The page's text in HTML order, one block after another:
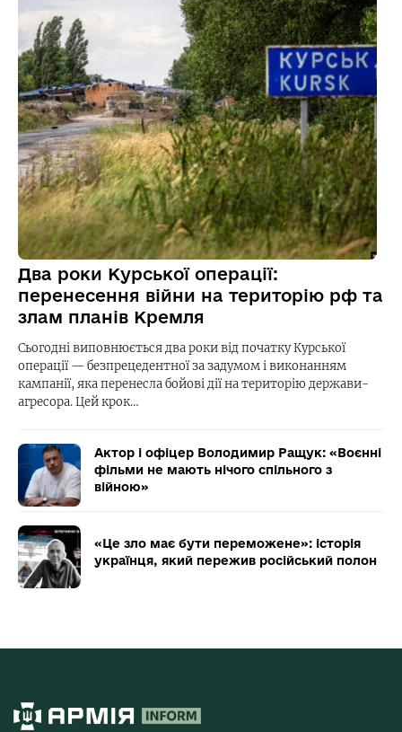
Два роки Курської операції:
перенесення війни на територію рф та
злам планів Кремля
Сьогодні виповнюється два роки від початку Курської
операції — безпрецедентної за задумом і виконанням
кампанії, яка перенесла бойові дії на територію держави-
агресора. Цей крок…
Актор і офіцер Володимир Ращук: «Воєнні
фільми не мають нічого спільного з
війною»
«Це зло має бути переможене»: історія
українця, який пережив російський полон